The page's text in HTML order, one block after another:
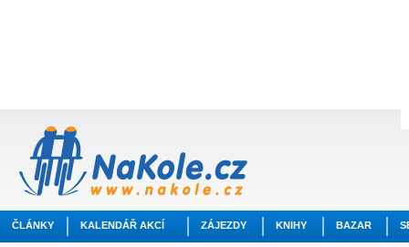
ČLÁNKY KALENDÁŘ AKCÍ ZÁJEZDY KNIHY BAZAR